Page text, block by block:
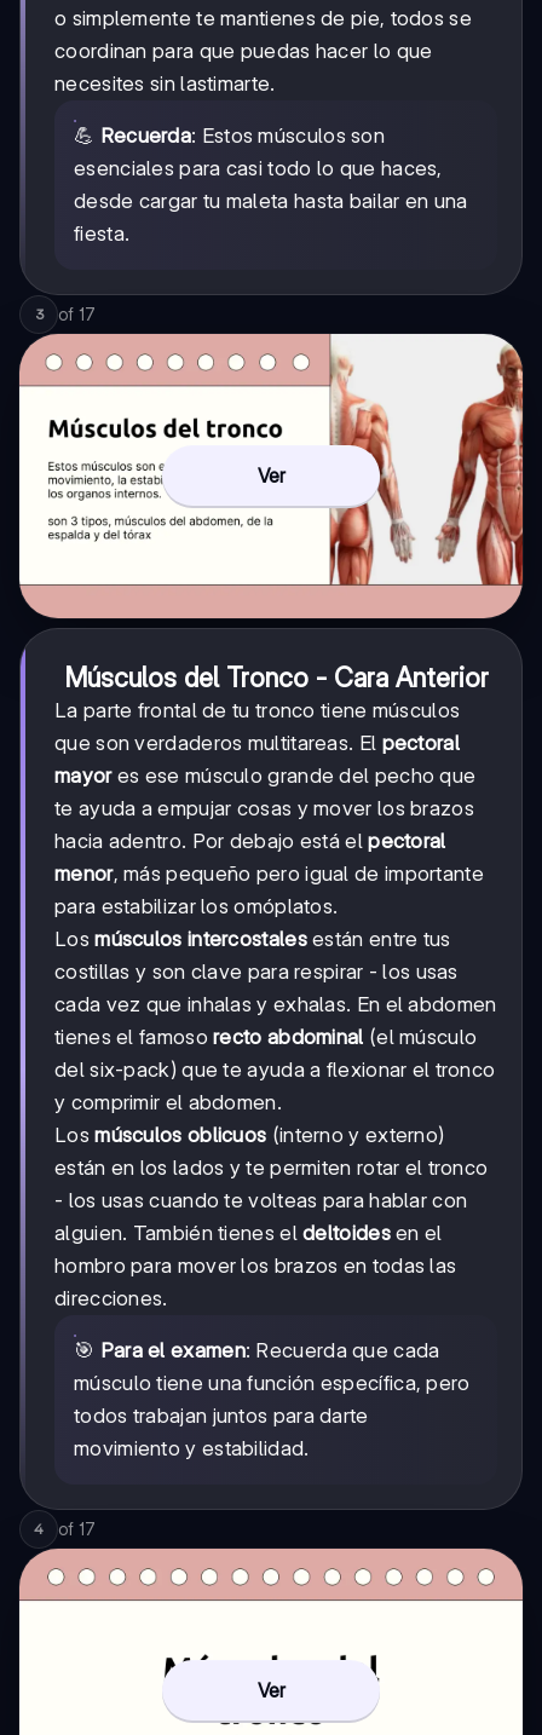
o simplemente te mantienes de pie, todos se
coordinan para que puedas hacer lo que
necesites sin lastimarte.
💪 Recuerda: Estos músculos son
esenciales para casi todo lo que haces,
desde cargar tu maleta hasta bailar en una
fiesta.
3 of 17
Ver
Músculos del Tronco - Cara Anterior
La parte frontal de tu tronco tiene músculos
que son verdaderos multitareas. El pectoral
mayores ese músculo grande del pecho que
te ayuda a empujar cosas y mover los brazos
hacia adentro. Por debajo está elpectoral
menor, más pequeño pero igual de importante
para estabilizar los omóplatos.
Losmúsculos intercostalesestán entre tus
costillas y son clave para respirar - los usas
cada vez que inhalas y exhalas. En el abdomen
tienes el famosorecto abdominal (el músculo
del six-pack) que te ayuda a flexionar el tronco
y comprimir el abdomen.
Losmúsculos oblicuos (interno y externo)
están en los lados y te permiten rotar el tronco
- los usas cuando te volteas para hablar con
alguien. También tienes eldeltoidesen el
hombro para mover los brazos en todas las
direcciones.
🎯 Para el examen: Recuerda que cada
músculo tiene una función específica, pero
todos trabajan juntos para darte
movimiento y estabilidad.
4 of 17
Ver